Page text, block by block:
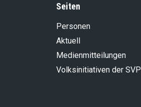
Seiten
Personen
Aktuell
Medienmitteilungen
Volksinitiativen der SVP